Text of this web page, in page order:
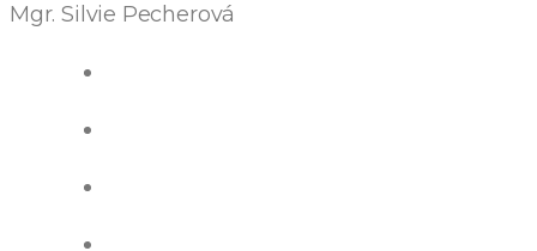
Mgr. Silvie Pecherová